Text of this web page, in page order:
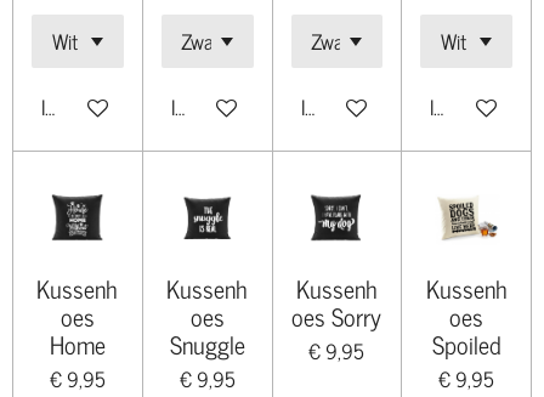
In winkelwagen In winkelwagen In winkelwagen In
Kussenh
oes
Home
€ 9,95
Kussenh
oes
Snuggle
€ 9,95
Kussenh
oes Sorry
€ 9,95
Kussenh
oes
Spoiled
€ 9,95